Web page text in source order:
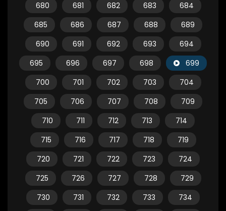
680
681 682 683
684
685
686 687 688
689
690
691 692 693
694
695
696 697 698
699
700
701 702 703
704
705
706 707 708
709
710
711 712 713
714
715
716 717 718
719
720
721 722 723
724
725
726 727 728
729
730
731 732 733
734